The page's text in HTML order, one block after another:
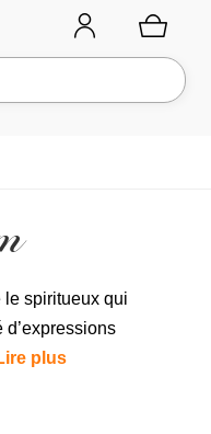
Rechercher
le spiritueux qui
plus